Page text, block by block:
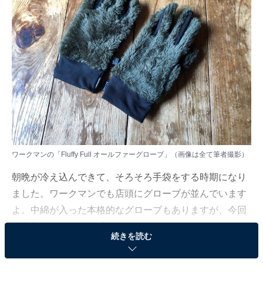
ワークマンの「Fluffy Full オールファーグローブ」（画像は全て筆者撮影）
朝晩が冷え込んできて、そろそろ手袋をする時期になり
ました。ワークマンでも店頭にグローブが並んでいます
よ。中綿が入った本格的なグローブもありますが、今回
ブ」（以下、オールファーグローブ）のおすすめポイン
トを5つ紹介していきます。
続きを読む